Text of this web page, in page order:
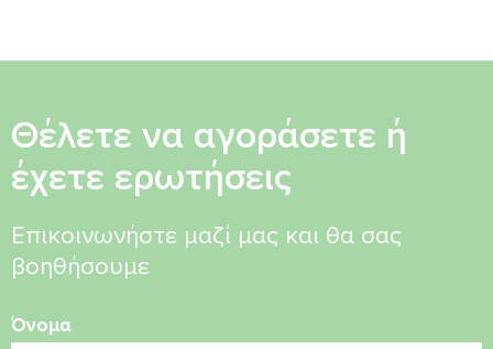
Θέλετε να αγοράσετε ή
έχετε ερωτήσεις
Επικοινωνήστε μαζί μας και θα σας
βοηθήσουμε
Όνομα